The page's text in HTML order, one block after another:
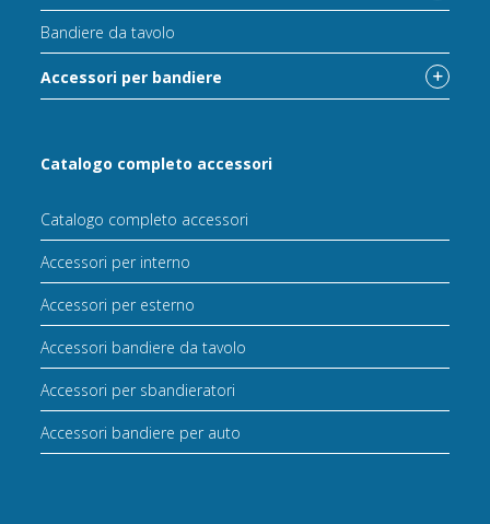
Bandiere da tavolo
Accessori per bandiere
Catalogo completo accessori
Catalogo completo accessori
Accessori per interno
Accessori per esterno
Accessori bandiere da tavolo
Accessori per sbandieratori
Accessori bandiere per auto